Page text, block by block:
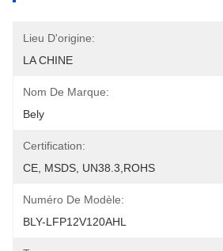
Lieu D'origine:
LA CHINE
Nom De Marque:
Bely
Certification:
CE, MSDS, UN38.3,ROHS
Numéro De Modèle:
BLY-LFP12V120AHL